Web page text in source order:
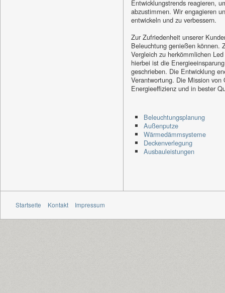
Entwicklungstrends reagieren,
abzustimmen. Wir engagieren
entwickeln und zu verbessern.
Zur Zufriedenheit unserer
Beleuchtung genießen können.
Vergleich zu herkömmlichen
hierbei ist die
geschrieben. Die Entwicklung
Verantwortung. Die Mission
Energieeffizienz und in bester
Beleuchtungsplanung
Außenputze
Wärmedämmsysteme
Deckenverlegung
Ausbauleistungen
Startseite Kontakt Impressum